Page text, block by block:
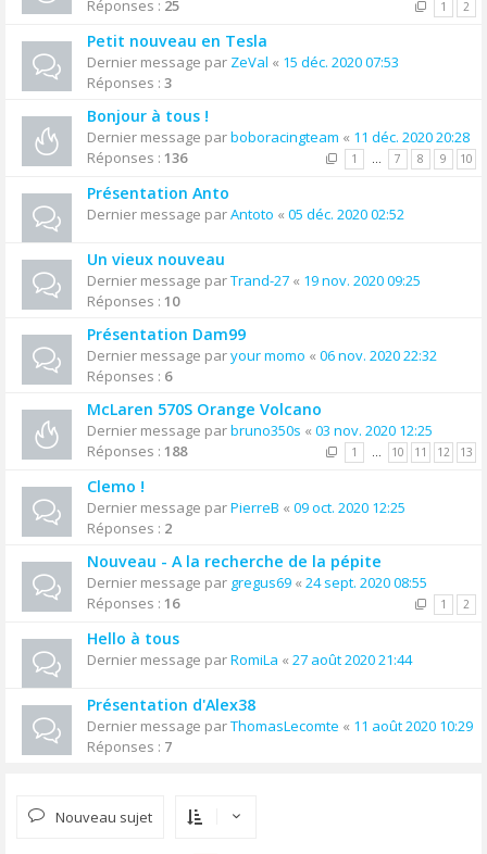
Réponses : 25 1 2
Petit nouveau en Tesla
Dernier message par ZeVal « 15 déc. 2020 07:53
Réponses : 3
Bonjour à tous !
Dernier message parboboracingteam « 11 déc. 2020 20:28
Réponses : 136 1 … 7 8 9 10
Présentation Anto
Dernier message parAntoto « 05 déc. 2020 02:52
Un vieux nouveau
Dernier message parTrand-27 « 19 nov. 2020 09:25
Réponses : 10
Présentation Dam99
Dernier message paryour momo « 06 nov. 2020 22:32
Réponses : 6
McLaren 570S Orange Volcano
Dernier message parbruno350s « 03 nov. 2020 12:25
Réponses : 188 1 … 10 11 12 13
Clemo !
Dernier message parPierreB « 09 oct. 2020 12:25
Réponses : 2
Nouveau - A la recherche de la pépite
Dernier message par gregus69 « 24 sept. 2020 08:55
Réponses : 16 1 2
Hello à tous
Dernier message parRomiLa « 27 août 2020 21:44
Présentation d'Alex38
Dernier message parThomasLecomte « 11 août 2020 10:29
Réponses : 7
Nouveau sujet